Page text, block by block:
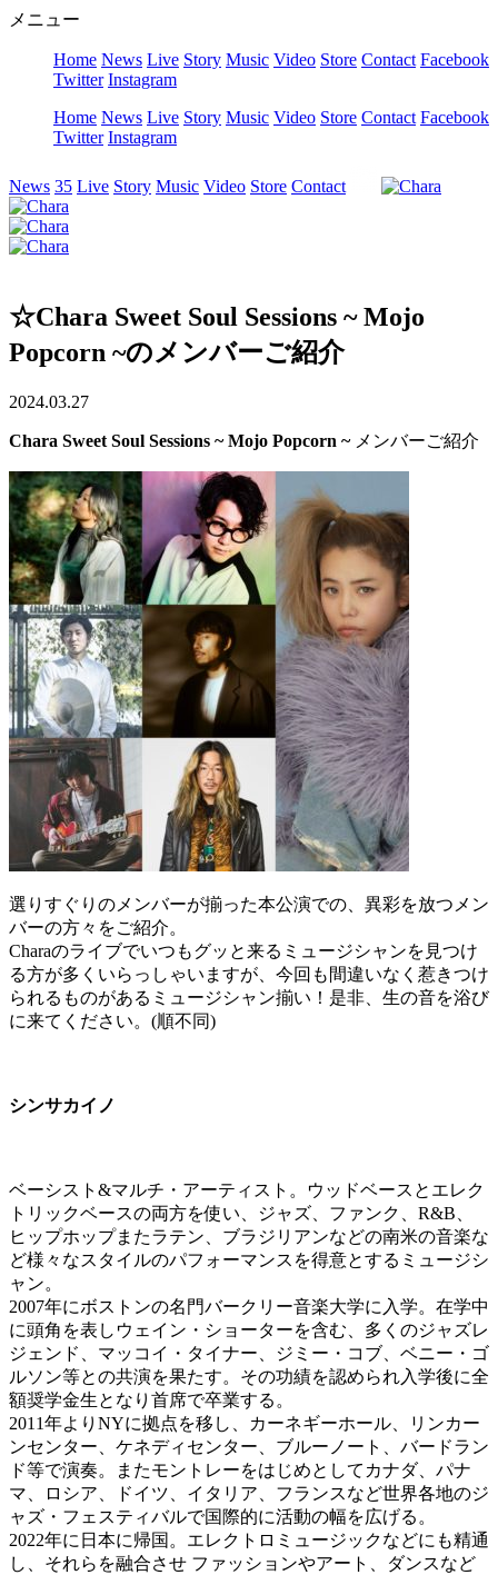
メニュー
Home News Live Story Music Video Store Contact Facebook
Twitter Instagram
Home News Live Story Music Video Store Contact Facebook
Twitter Instagram
News 35 Live Story Music Video Store Contact
☆Chara Sweet Soul Sessions ~ Mojo
Popcorn ~のメンバーご紹介
2024.03.27
Chara Sweet Soul Sessions ~ Mojo Popcorn ~メンバーご紹介
選りすぐりのメンバーが揃った本公演での、異彩を放つメン
バーの方々をご紹介。
Charaのライブでいつもグッと来るミュージシャンを見つけ
る方が多くいらっしゃいますが、今回も間違いなく惹きつけ
られるものがあるミュージシャン揃い！是非、生の音を浴び
に来てください。(順不同)
シンサカイノ
ベーシスト&マルチ・アーティスト。ウッドベースとエレク
トリックベースの両⽅を使い、ジャズ、ファンク、R&B、
ヒップホップまたラテン、ブラジリアンなどの南⽶の⾳楽な
ど様々なスタイルのパフォーマンスを得意とするミュージシ
ャン。
2007年にボストンの名⾨バークリー⾳楽⼤学に⼊学。在学中
に頭⻆を表しウェイン・ショーターを含む、多くのジャズレ
ジェンド、マッコイ・タイナー、ジミー・コブ、ベニー・ゴ
ルソン等との共演を果たす。その功績を認められ⼊学後に全
額奨学⾦⽣となり⾸席で卒業する。
2011年よりNYに拠点を移し、カーネギーホール、リンカー
ンセンター、ケネディセンター、ブルーノート、バードラン
ド等で演奏。またモントレーをはじめとしてカナダ、パナ
マ、ロシア、ドイツ、イタリア、フランスなど世界各地のジ
ャズ・フェスティバルで国際的に活動の幅を広げる。
2022年に⽇本に帰国。エレクトロミュージックなどにも精通
し、それらを融合させ ファッションやアート、ダンスなど